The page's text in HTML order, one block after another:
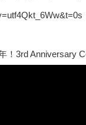
！3rd Anniversary